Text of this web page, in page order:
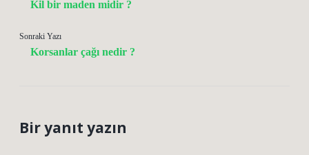
Kil bir maden midir ?
Sonraki Yazı
Korsanlar çağı nedir ?
Bir yanıt yazın